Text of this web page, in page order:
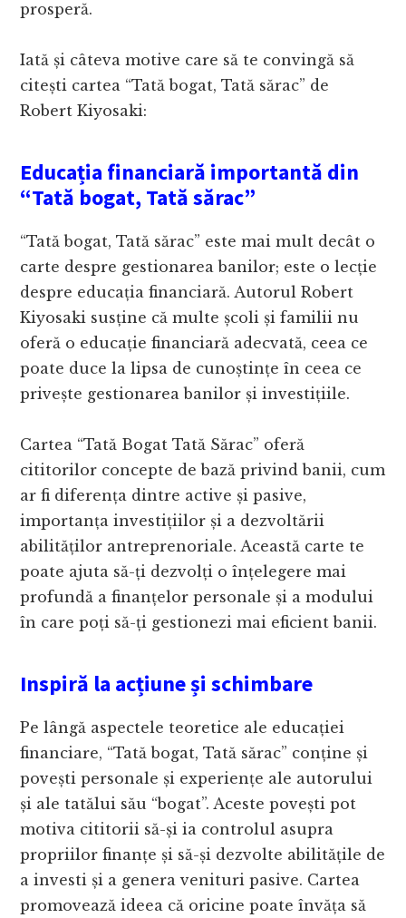
prosperă.
Iată și câteva motive care să te convingă să
citești cartea “Tată bogat, Tată sărac” de
Robert Kiyosaki:
Educația financiară importantă din
“Tată bogat, Tată sărac”
“Tată bogat, Tată sărac” este mai mult decât o
carte despre gestionarea banilor; este o lecție
despre educația financiară. Autorul Robert
Kiyosaki susține că multe școli și familii nu
oferă o educație financiară adecvată, ceea ce
poate duce la lipsa de cunoștințe în ceea ce
privește gestionarea banilor și investițiile.
Cartea “Tată Bogat Tată Sărac” oferă
cititorilor concepte de bază privind banii, cum
ar fi diferența dintre active și pasive,
importanța investițiilor și a dezvoltării
abilităților antreprenoriale. Această carte te
poate ajuta să-ți dezvolți o înțelegere mai
profundă a finanțelor personale și a modului
în care poți să-ți gestionezi mai eficient banii.
Inspiră la acțiune și schimbare
Pe lângă aspectele teoretice ale educației
financiare, “Tată bogat, Tată sărac” conține și
povești personale și experiențe ale autorului
și ale tatălui său “bogat”. Aceste povești pot
motiva cititorii să-și ia controlul asupra
propriilor finanțe și să-și dezvolte abilitățile de
a investi și a genera venituri pasive. Cartea
promovează ideea că oricine poate învăța să